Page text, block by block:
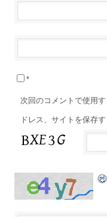
次回のコメントで使用
ドレス、サイトを保存す
*